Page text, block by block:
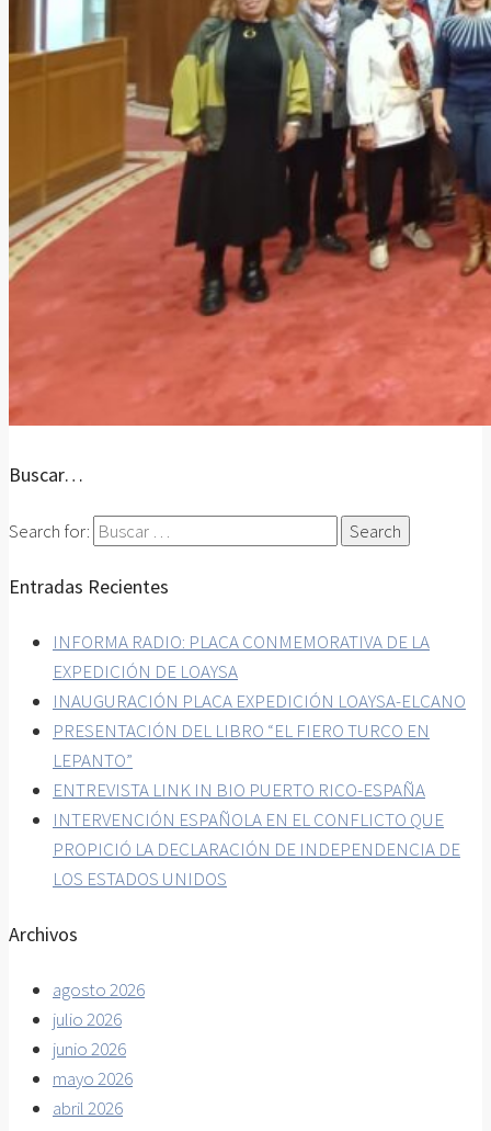
Buscar…
Search for:
Entradas Recientes
INFORMA RADIO: PLACA CONMEMORATIVA DE LA
EXPEDICIÓN DE LOAYSA
INAUGURACIÓN PLACA EXPEDICIÓN LOAYSA-ELCANO
PRESENTACIÓN DEL LIBRO “EL FIERO TURCO EN
LEPANTO”
ENTREVISTA LINK IN BIO PUERTO RICO-ESPAÑA
INTERVENCIÓN ESPAÑOLA EN EL CONFLICTO QUE
PROPICIÓ LA DECLARACIÓN DE INDEPENDENCIA DE
LOS ESTADOS UNIDOS
Archivos
agosto 2026
julio 2026
junio 2026
mayo 2026
abril 2026